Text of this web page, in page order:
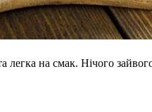
на смак. Нічого